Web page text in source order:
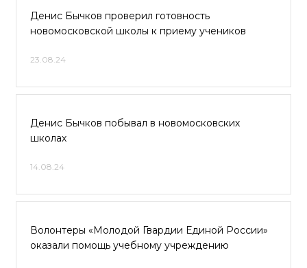
Денис Бычков проверил готовность
новомосковской школы к приему учеников
23.08.24
Денис Бычков побывал в новомосковских
школах
14.08.24
Волонтеры «Молодой Гвардии Единой России»
оказали помощь учебному учреждению